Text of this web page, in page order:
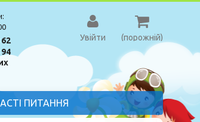
(порожній)
Увійти
ПИТАННЯ